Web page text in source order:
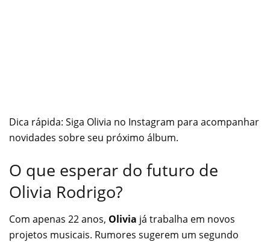
Dica rápida: Siga Olivia no Instagram para acompanhar
novidades sobre seu próximo álbum.
O que esperar do futuro de
Olivia Rodrigo?
Com apenas 22 anos, Olivia já trabalha em novos
projetos musicais. Rumores sugerem um segundo